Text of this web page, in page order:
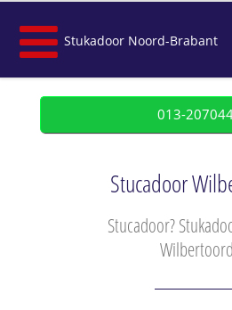
Stukadoor Noord-Brabant
013-
Stucadoor
Stucadoor?
Wilbertoord